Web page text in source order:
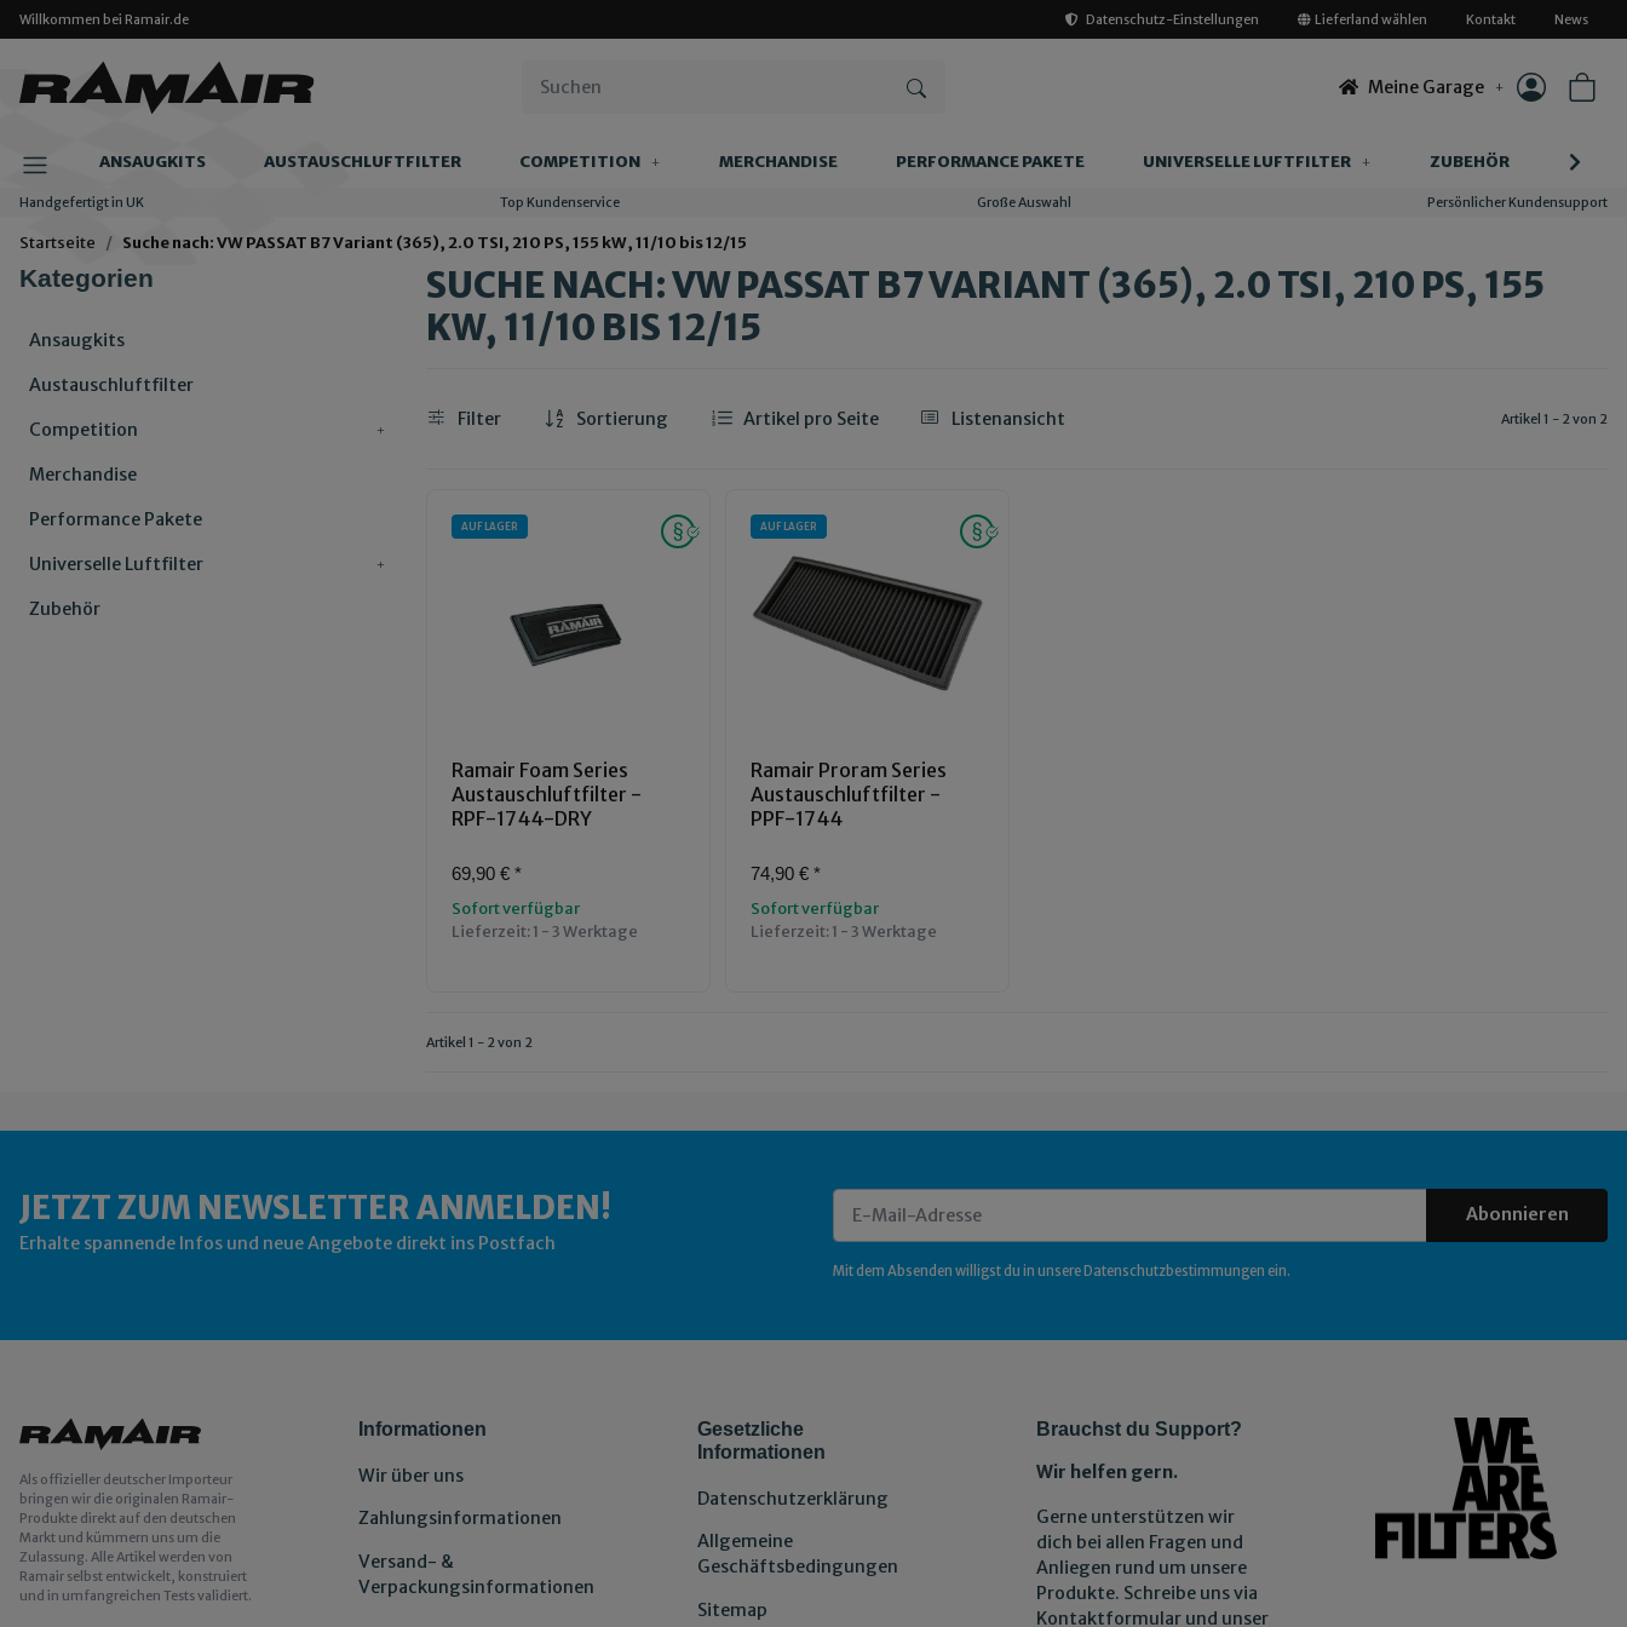
Willkommen bei Ramair.de Datenschutz-Einstellungen Lieferland wählen Kontakt News
Meine Garage
ANSAUGKITS AUSTAUSCHLUFTFILTER COMPETITION MERCHANDISE PERFORMANCE PAKETE UNIVERSELLE LUFTFILTER ZUBEHÖR
Handgefertigt in UK Top Kundenservice Große Auswahl Persönlicher Kundensupport
Startseite Suche nach: VW PASSAT B7 Variant (365), 2.0 TSI, 210 PS, 155 kW, 11/10 bis 12/15
SUCHE NACH: VW PASSAT B7 VARIANT (365), 2.0 TSI, 210 PS, 155
KW, 11/10 BIS 12/15
Filter Sortierung Artikel pro Seite Listenansicht Artikel 1 - 2 von 2
AUF LAGER
Ramair Foam Series
Austauschluftfilter -
RPF-1744-DRY
69,90 € *
Sofort verfügbar
Lieferzeit:1 - 3 Werktage
AUF LAGER
Ramair Proram Series
Austauschluftfilter -
PPF-1744
74,90 € *
Sofort verfügbar
Lieferzeit:1 - 3 Werktage
Artikel 1 - 2 von 2
Kategorien
Ansaugkits
Austauschluftfilter
Competition
Merchandise
Performance Pakete
Universelle Luftfilter
Zubehör
JETZT ZUM NEWSLETTER ANMELDEN!
Erhalte spannende Infos und neue Angebote direkt ins Postfach
Abonnieren
Mit dem Absenden willigst du in unsereDatenschutzbestimmungen ein.
Als offizieller deutscher Importeur
bringen wir die originalen Ramair-
Produkte direkt auf den deutschen
Markt und kümmern uns um die
Zulassung. Alle Artikel werden von
Ramair selbst entwickelt, konstruiert
und in umfangreichen Tests validiert.
Informationen
Wir über uns
Zahlungsinformationen
Versand- &
Verpackungsinformationen
Gesetzliche
Informationen
Datenschutzerklärung
Allgemeine
Geschäftsbedingungen
Sitemap
Brauchst du Support?
Wir helfen gern.
Gerne unterstützen wir
dich bei allen Fragen und
Anliegen rund um unsere
Produkte. Schreibe uns via
Kontaktformular und unser